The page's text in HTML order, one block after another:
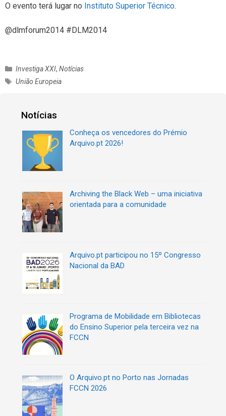
O evento terá lugar no Instituto Superior Técnico.
@dlmforum2014 #DLM2014
C
a
Investiga XXI,Notícias
E
União Europeia
Notícias
Conheça os vencedores do Prémio
Arquivo.pt 2026!
Archiving the Black Web – uma iniciativa
orientada para a comunidade
Arquivo.pt participou no 15º Congresso
Nacional da BAD
Programa de Mobilidade em Bibliotecas
do Ensino Superior pela terceira vez na
FCCN
O Arquivo.pt no Porto nas Jornadas
FCCN 2026